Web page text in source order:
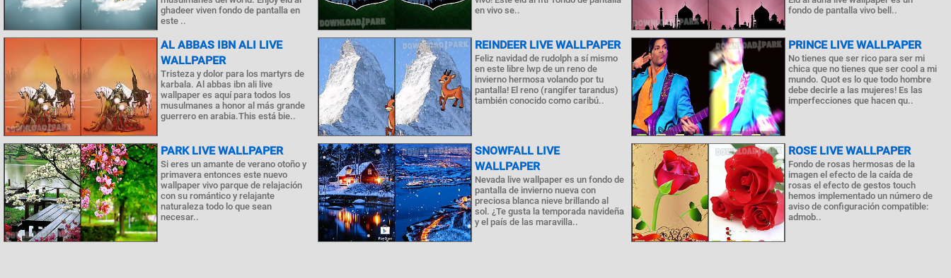
ghadeer viven fondo de pantalla en
este ..
en vivo se..
fondo de pantalla vivo bell..
AL ABBAS IBN ALI LIVE
WALLPAPER
Tristeza y dolor para los martyrs de
karbala. Al abbas ibn ali live
wallpaper es aquí para todos los
musulmanes a honor al más grande
guerrero en arabia.This está bie..
REINDEER LIVE WALLPAPER
Feliz navidad de rudolph a sí mismo
en este libre lwp de un reno de
invierno hermosa volando por tu
pantalla! El reno (rangifer tarandus)
también conocido como caribú..
PRINCE LIVE WALLPAPER
No tienes que ser rico para ser mi
chica que no tienes que ser cool a mi
mundo. Quot es lo que todo hombre
debe decirle a las mujeres! Es las
imperfecciones que hacen qu..
PARK LIVE WALLPAPER
Si eres un amante de verano otoño y
primavera entonces este nuevo
wallpaper vivo parque de relajación
con su romántico y relajante
naturaleza todo lo que sean
necesar..
SNOWFALL LIVE
WALLPAPER
Nevada live wallpaper es un fondo de
pantalla de invierno nueva con
preciosa blanca nieve brillando al
sol. ¿Te gusta la temporada navideña
y el país de las maravilla..
ROSE LIVE WALLPAPER
Fondo de rosas hermosas de la
imagen el efecto de la caída de
rosas el efecto de gestos touch
hemos implementado un número de
aviso de configuración compatible:
admob..